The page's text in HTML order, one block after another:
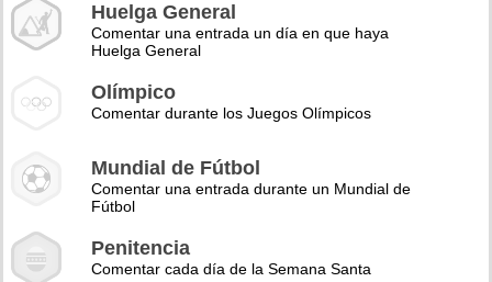
Huelga General
Comentar una entrada un día en que haya
Huelga General
Olímpico
Comentar durante los Juegos Olímpicos
Mundial de Fútbol
Comentar una entrada durante un Mundial de
Fútbol
Penitencia
Comentar cada día de la Semana Santa